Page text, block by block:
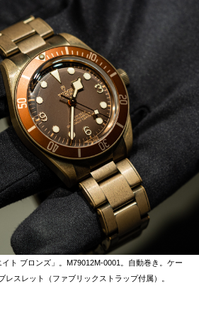
イト ブロンズ」。M79012M-0001。自動巻き。ケー
レスレット（ファブリックストラップ付属）。